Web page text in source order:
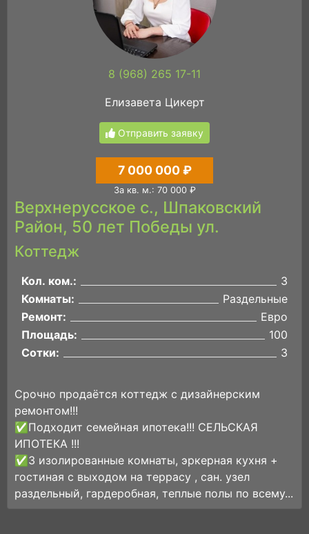
8 (968) 265 17-11
Елизавета Цикерт
Отправить заявку
7 000 000 ₽
За кв. м.: 70 000 ₽
Верхнерусское с., Шпаковский
Район, 50 лет Победы ул.
Коттедж
Кол. ком.:
3
Комнаты:
Раздельные
Ремонт:
Евро
Площадь:
100
Сотки:
3
Срочно продаётся коттедж с дизайнерским
ремонтом!!!
✅Подходит семейная ипотека!!! СЕЛЬСКАЯ
ИПОТЕКА !!!
✅3 изолированные комнаты, эркерная кухня +
гостиная с выходом на террасу , сан. узел
раздельный, гардеробная, теплые полы по всему...